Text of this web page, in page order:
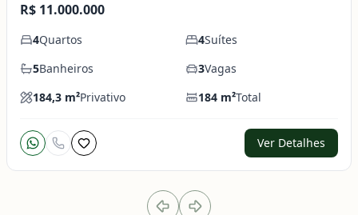
R$ 11.000.000
4Quartos 4Suítes
5Banheiros 3Vagas
184,3 m²Privativo 184 m²Total
Ver Detalhes